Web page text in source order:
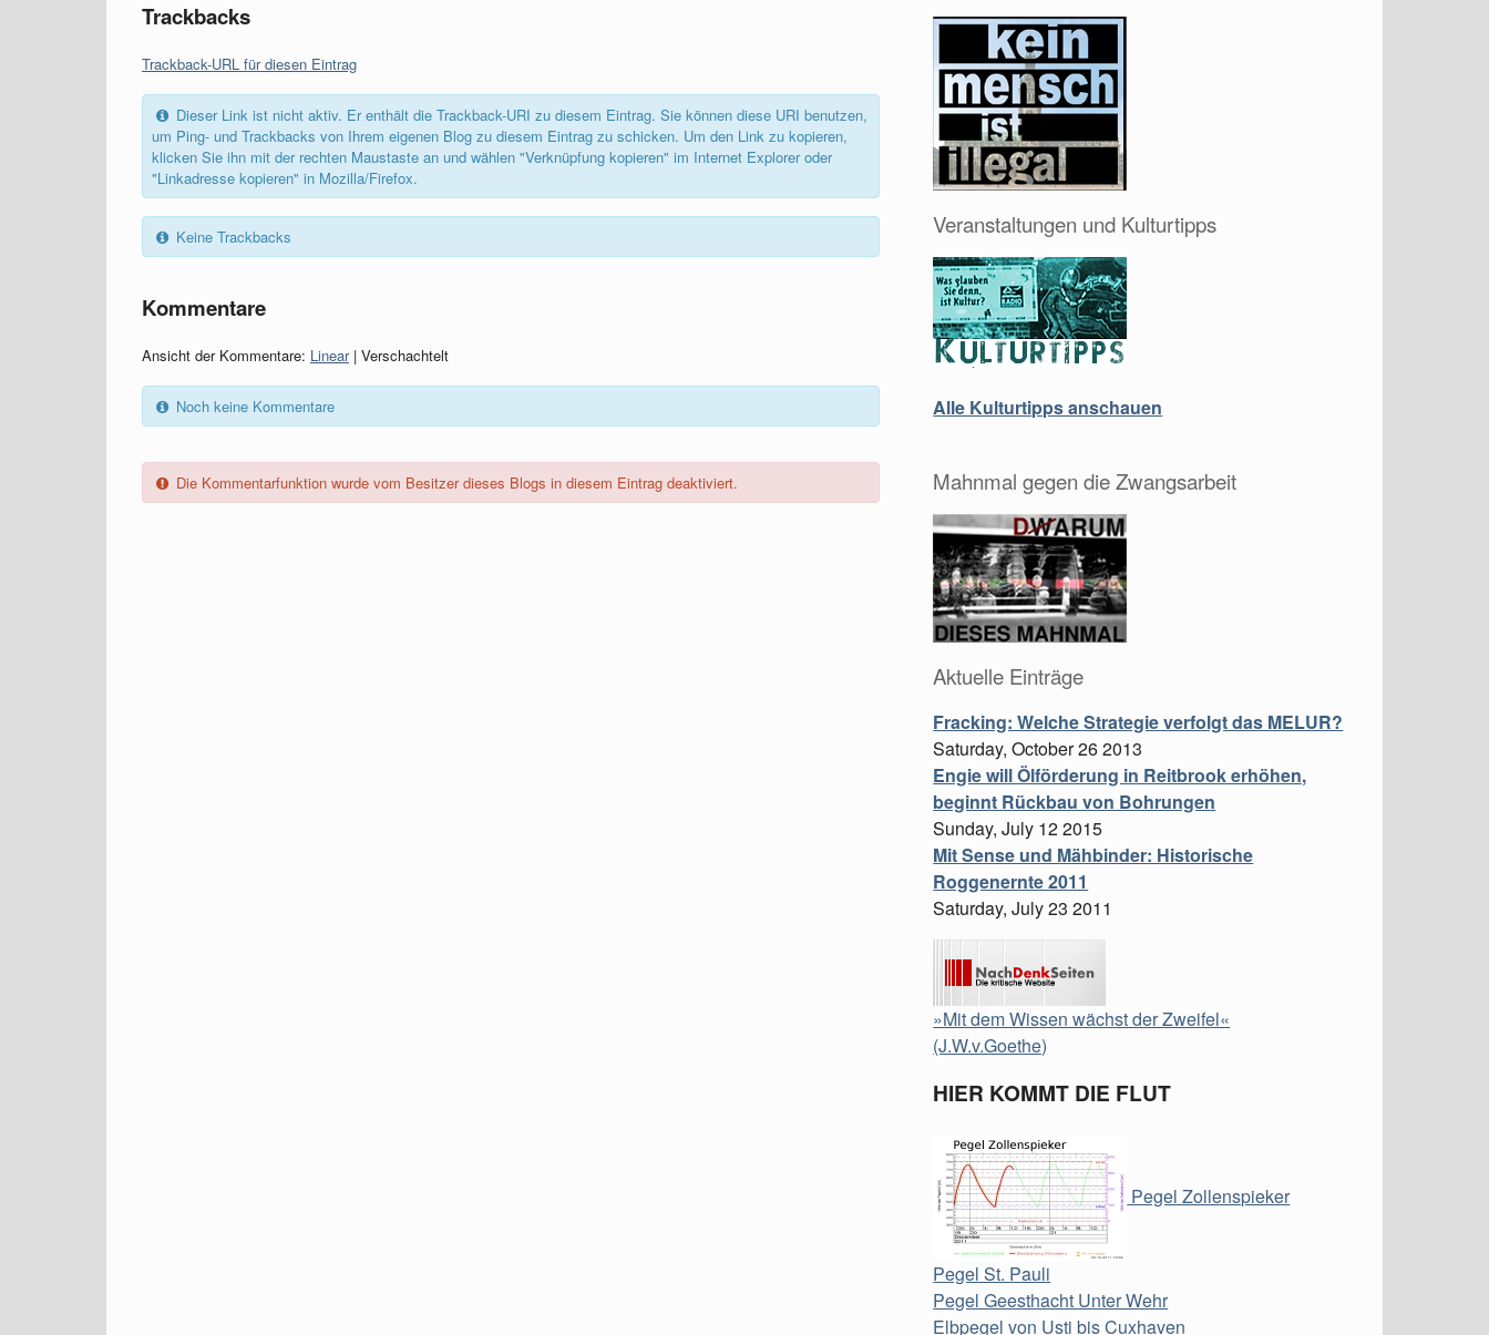
Trackbacks
Trackback-URL für diesen Eintrag
Dieser Link ist nicht aktiv. Er enthält die Trackback-URI zu diesem Eintrag. Sie können diese URI benutzen,
um Ping- und Trackbacks von Ihrem eigenen Blog zu diesem Eintrag zu schicken. Um den Link zu kopieren,
klicken Sie ihn mit der rechten Maustaste an und wählen "Verknüpfung kopieren" im Internet Explorer oder
"Linkadresse kopieren" in Mozilla/Firefox.
Keine Trackbacks
Kommentare
Ansicht der Kommentare: Linear| Verschachtelt
Noch keine Kommentare
Die Kommentarfunktion wurde vom Besitzer dieses Blogs in diesem Eintrag deaktiviert.
Veranstaltungen und Kulturtipps
Alle Kulturtipps anschauen
Mahnmal gegen die Zwangsarbeit
Aktuelle Einträge
Fracking: Welche Strategie verfolgt das MELUR?
Saturday, October 26 2013
Engie will Ölförderung in Reitbrook erhöhen,
beginnt Rückbau von Bohrungen
Sunday, July 12 2015
Mit Sense und Mähbinder: Historische
Roggenernte 2011
Saturday, July 23 2011
»Mit dem Wissen wächst der Zweifel«
(J.W.v.Goethe)
HIER KOMMT DIE FLUT
Pegel Zollenspieker
Pegel St. Pauli
Pegel Geesthacht Unter Wehr
Elbpegel von Usti bis Cuxhaven